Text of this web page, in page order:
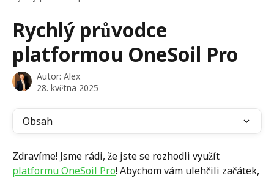
Rychlý průvodce
platformou OneSoil Pro
Autor: Alex
28. května 2025
Obsah
Zdravíme! Jsme rádi, že jste se rozhodli využít
platformu OneSoil Pro! Abychom vám ulehčili začátek,